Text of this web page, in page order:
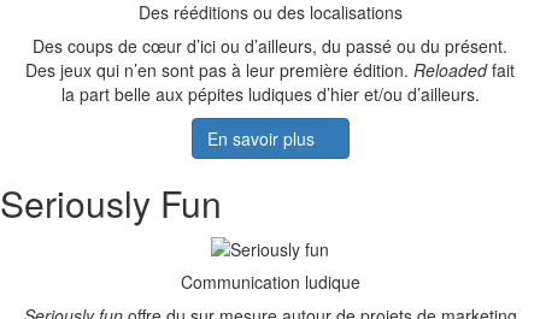
Des rééditions ou des localisations
Des coups de cœur d’ici ou d’ailleurs, du passé ou du présent.
Des jeux qui n’en sont pas à leur première édition. Reloadedfait
la part belle aux pépites ludiques d’hier et/ou d’ailleurs.
En savoir plus
Seriously Fun
Communication ludique